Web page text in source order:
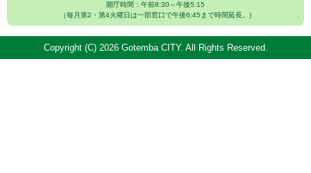
開庁時間：午前8:30～午後5:15
（毎月第2・第4火曜日は一部窓口で午後6:45まで時間延長。)
Copyright (C) 2026 Gotemba CITY. All Rights Reserved.